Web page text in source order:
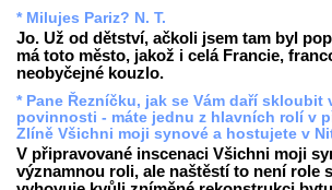
* Milujes Pariz? N. T.
Jo. Už od dětství, ačkoli jsem tam byl
má toto město, jakož i celá Francie,
neobyčejné kouzlo.
* Pane Řezníčku, jak se Vám daří
povinnosti - máte jednu z hlavních rolí v
Zlíně Všichni moji synové a hostujete v
V připravované inscenaci Všichni moji
významnou roli, ale naštěstí to není role